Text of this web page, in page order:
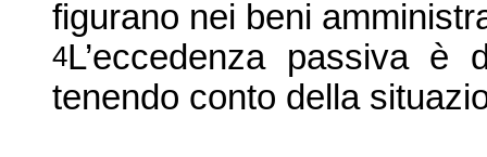
figurano nei beni
4L’eccedenza passiva è
tenendo conto della